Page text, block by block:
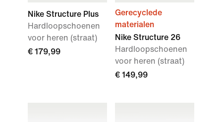
Nike Structure Plus
Hardloopschoenen
voor heren (straat)
€ 179,99
Gerecyclede
materialen
Nike Structure 26
Hardloopschoenen
voor heren (straat)
€ 149,99